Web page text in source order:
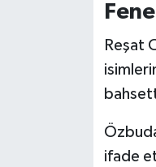
Reşat
ifade